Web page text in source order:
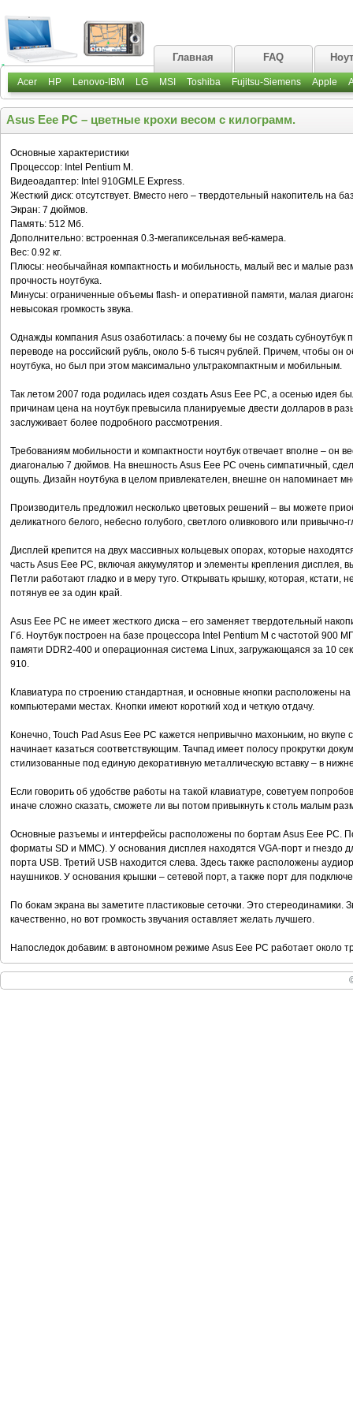
Главная FAQ
Acer HP Lenovo-IBM LG MSI Toshiba Fujitsu-Siemens Apple
Asus Eee PC – цветные крохи весом с килограмм.
Основные характеристики
Процессор: Intel Pentium M.
Видеоадаптер: Intel 910GMLE Express.
Жесткий диск: отсутствует. Вместо него – твердотельный накопитель на
Экран: 7 дюймов.
Память: 512 Мб.
Дополнительно: встроенная 0.3-мегапиксельная веб-камера.
Вес: 0.92 кг.
Плюсы: необычайная компактность и мобильность, малый вес и малые
прочность ноутбука.
Минусы: ограниченные объемы flash- и оперативной памяти, малая
невысокая громкость звука.
Однажды компания Asus озаботилась: а почему бы не создать
переводе на российский рубль, около 5-6 тысяч рублей. Причем, чтобы он
ноутбука, но был при этом максимально ультракомпактным и мобильным.
Так летом 2007 года родилась идея создать Asus Eee PC, а осенью идея
причинам цена на ноутбук превысила планируемые двести долларов в
заслуживает более подробного рассмотрения.
Требованиям мобильности и компактности ноутбук отвечает вполне – он
диагональю 7 дюймов. На внешность Asus Eee PC очень симпатичный,
ощупь. Дизайн ноутбука в целом привлекателен, внешне он напоминает
Производитель предложил несколько цветовых решений – вы можете
деликатного белого, небесно голубого, светлого оливкового или привычно-
Дисплей крепится на двух массивных кольцевых опорах, которые
часть Asus Eee PC, включая аккумулятор и элементы крепления дисплея,
Петли работают гладко и в меру туго. Открывать крышку, которая,
потянув ее за один край.
Asus Eee PC не имеет жесткого диска – его заменяет твердотельный
Гб. Ноутбук построен на базе процессора Intel Pentium M с частотой 900
памяти DDR2-400 и операционная система Linux, загружающаяся за 10
910.
Клавиатура по строению стандартная, и основные кнопки расположены
компьютерами местах. Кнопки имеют короткий ход и четкую отдачу.
Конечно, Touch Pad Asus Eee PC кажется непривычно махоньким, но
начинает казаться соответствующим. Тачпад имеет полосу прокрутки
стилизованные под единую декоративную металлическую вставку – в
Если говорить об удобстве работы на такой клавиатуре, советуем
иначе сложно сказать, сможете ли вы потом привыкнуть к столь малым
Основные разъемы и интерфейсы расположены по бортам Asus Eee PC.
форматы SD и MMC). У основания дисплея находятся VGA-порт и гнездо
порта USB. Третий USB находится слева. Здесь также расположены
наушников. У основания крышки – сетевой порт, а также порт для
По бокам экрана вы заметите пластиковые сеточки. Это стереодинамики.
качественно, но вот громкость звучания оставляет желать лучшего.
Напоследок добавим: в автономном режиме Asus Eee PC работает около